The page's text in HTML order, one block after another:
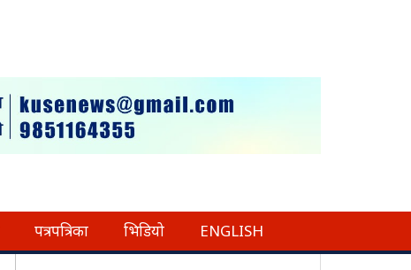
पत्रपत्रिका भिडियो ENGLISH